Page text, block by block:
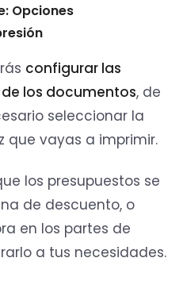
Opciones
configurar las
los documentos, de
seleccionar la
que vayas a imprimir.
los presupuestos se
de descuento, o
en los partes de
a tus necesidades.